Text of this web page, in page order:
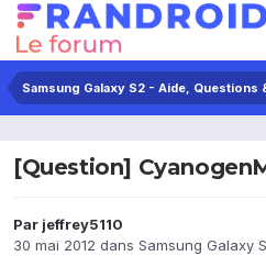
Samsung Galaxy S2 - Aide, Questions
[Question]
Par jeffrey5110
30 mai 2012 dans Samsung Galaxy